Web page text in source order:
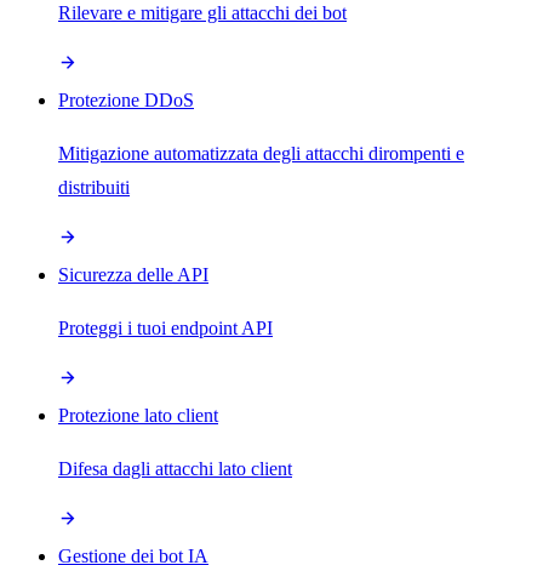
Rilevare e mitigare gli attacchi dei bot
Protezione DDoS
Mitigazione automatizzata degli attacchi dirompenti e
distribuiti
Sicurezza delle API
Proteggi i tuoi endpoint API
Protezione lato client
Difesa dagli attacchi lato client
Gestione dei bot IA